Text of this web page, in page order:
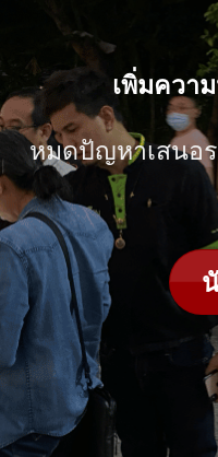
เพิ่มควา
หมดปัญหาเสนอ